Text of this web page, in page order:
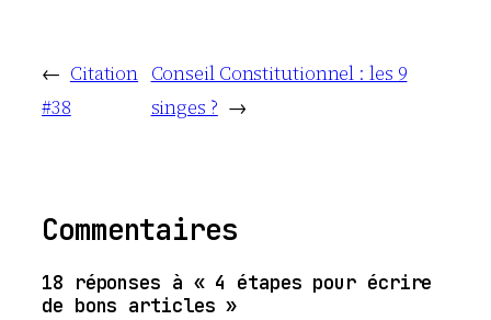
← Citation
#38
Conseil Constitutionnel : les 9
singes ? →
Commentaires
18 réponses à « 4 étapes pour écrire
de bons articles »